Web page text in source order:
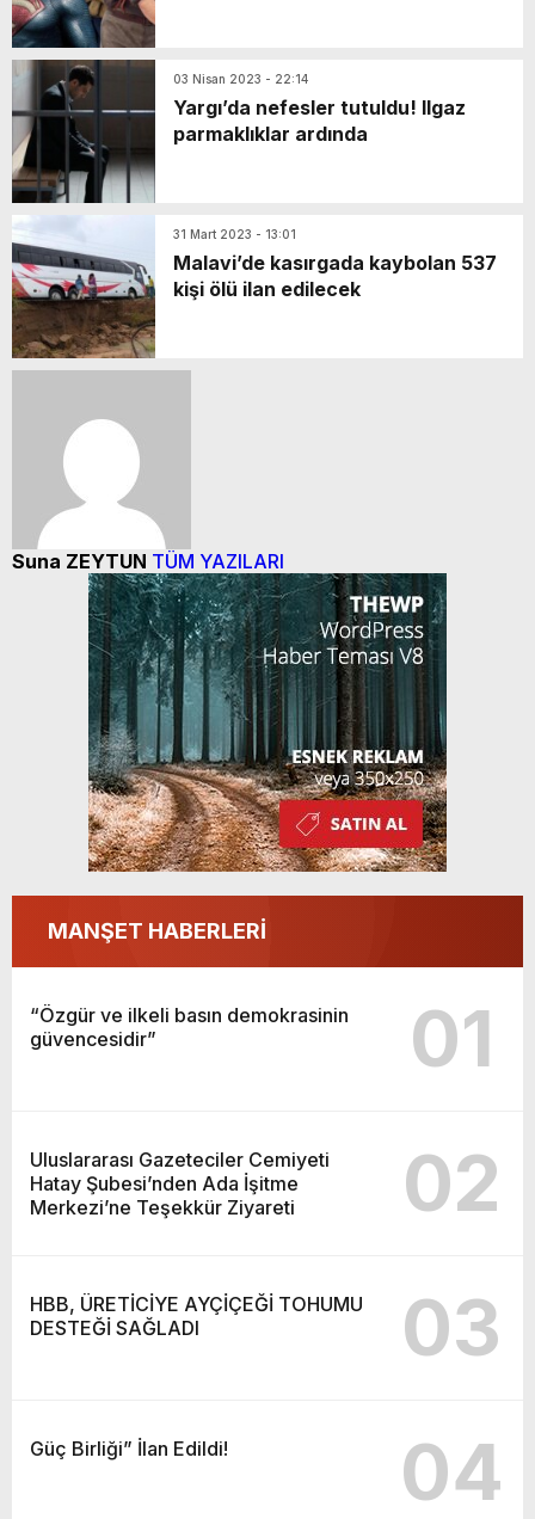
03 Nisan 2023 - 22:14
Yargı’da nefesler tutuldu! Ilgaz
parmaklıklar ardında
31 Mart 2023 - 13:01
Malavi’de kasırgada kaybolan 537
kişi ölü ilan edilecek
Suna ZEYTUN TÜM YAZILARI
MANŞET HABERLERİ
“Özgür ve ilkeli basın demokrasinin
güvencesidir”
01
Uluslararası Gazeteciler Cemiyeti
Hatay Şubesi’nden Ada İşitme
Merkezi’ne Teşekkür Ziyareti
02
HBB, ÜRETİCİYE AYÇİÇEĞİ TOHUMU
DESTEĞİ SAĞLADI
03
Güç Birliği” İlan Edildi! 04